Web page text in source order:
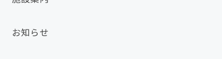
お知らせ